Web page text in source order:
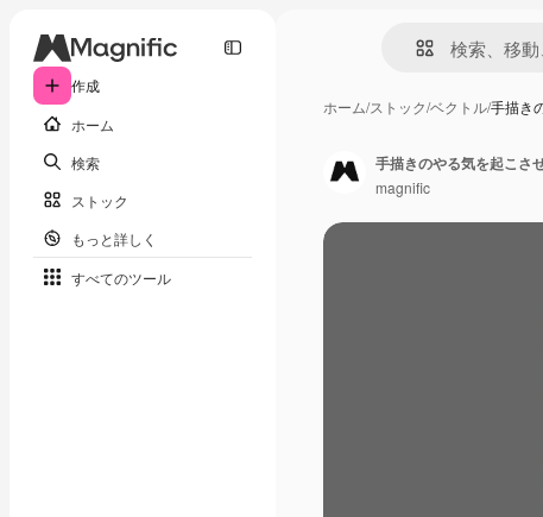
作成
ホーム
検索
ストック
もっと詳しく
すべてのツール
ホーム/ストック/ベクトル/手描き
手描きのやる気を起こさ
magnific